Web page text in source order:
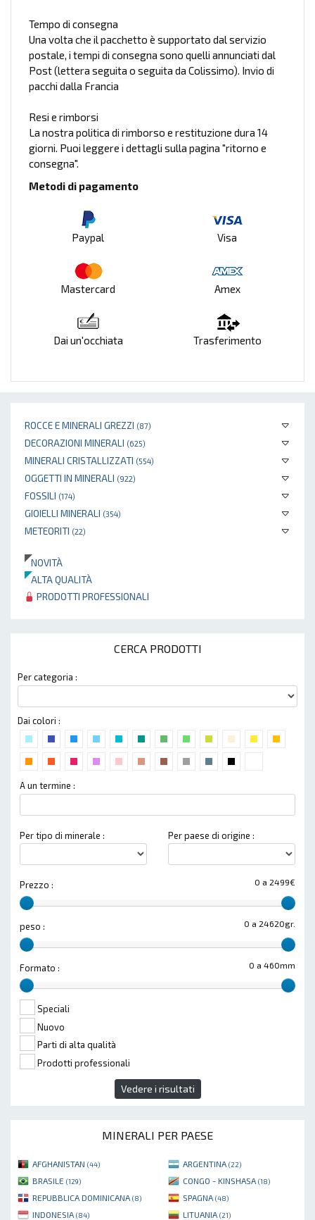
ROCCE E MINERALI GREZZI (87)
DECORAZIONI MINERALI (625)
MINERALI CRISTALLIZZATI (554)
OGGETTI IN MINERALI (922)
FOSSILI (174)
GIOIELLI MINERALI (354)
METEORITI (22)
NOVITÀ
ALTA QUALITÀ
PRODOTTI PROFESSIONALI
CERCA PRODOTTI
Per categoria :
Dai colori :
A un termine :
Per tipo di minerale : Per paese di origine :
0 a 2499€
Prezzo :
0 a 24620gr.
peso :
0 a 460mm
Formato :
Speciali
Nuovo
Parti di alta qualità
Prodotti professionali
Vedere i risultati
MINERALI PER PAESE
AFGHANISTAN (44) ARGENTINA (22)
BRASILE (129) CONGO - KINSHASA (18)
REPUBBLICA DOMINICANA (8) SPAGNA (48)
INDONESIA (84) LITUANIA (21)
Tempo di consegna
Una volta che il pacchetto è supportato dal servizio
postale, i tempi di consegna sono quelli annunciati dal
Post (lettera seguita o seguita da Colissimo). Invio di
pacchi dalla Francia
Resi e rimborsi
La nostra politica di rimborso e restituzione dura 14
giorni. Puoi leggere i dettagli sulla pagina "ritorno e
consegna".
Metodi di pagamento
Paypal Visa
Mastercard Amex
Dai un'occhiata Trasferimento